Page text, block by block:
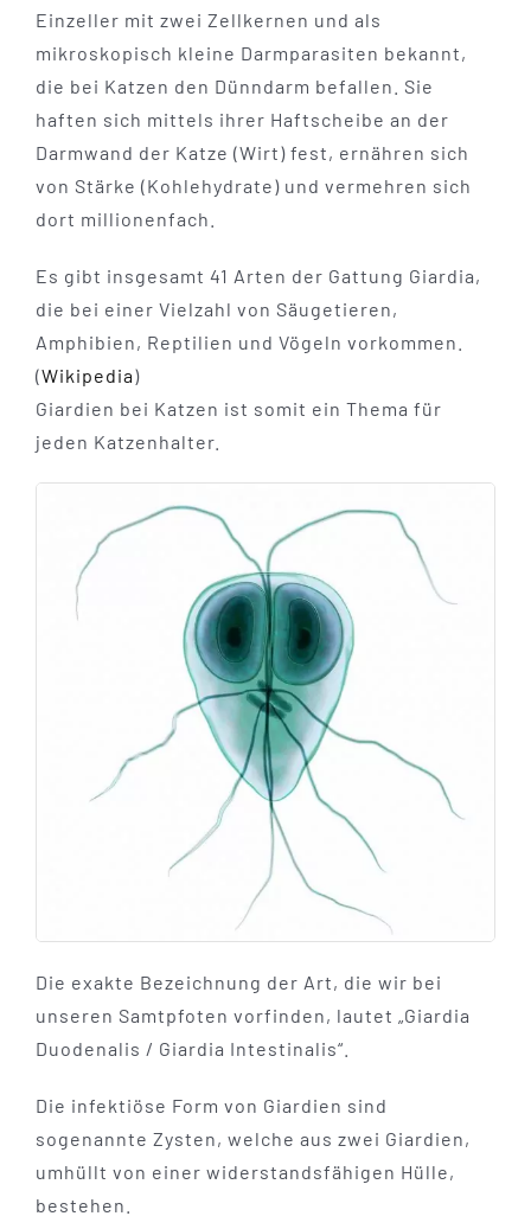
Einzeller mit zwei Zellkernen und als
mikroskopisch kleine Darmparasiten bekannt,
die bei Katzen den Dünndarm befallen. Sie
haften sich mittels ihrer Haftscheibe an der
Darmwand der Katze (Wirt) fest, ernähren sich
von Stärke (Kohlehydrate) und vermehren sich
dort millionenfach.
Es gibt insgesamt 41 Arten der Gattung Giardia,
die bei einer Vielzahl von Säugetieren,
Amphibien, Reptilien und Vögeln vorkommen.
(Wikipedia)
Giardien bei Katzen ist somit ein Thema für
jeden Katzenhalter.
Die exakte Bezeichnung der Art, die wir bei
unseren Samtpfoten vorfinden, lautet „Giardia
Duodenalis / Giardia Intestinalis“.
Die infektiöse Form von Giardien sind
sogenannte Zysten, welche aus zwei Giardien,
umhüllt von einer widerstandsfähigen Hülle,
bestehen.